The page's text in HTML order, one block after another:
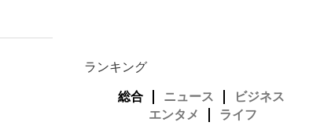
ランキング
総合 ニュース
ビジネス
エンタメ
ライフ